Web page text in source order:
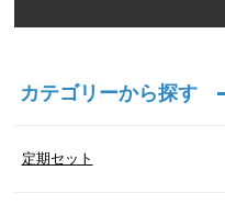
カテゴリーから探す
定期セット